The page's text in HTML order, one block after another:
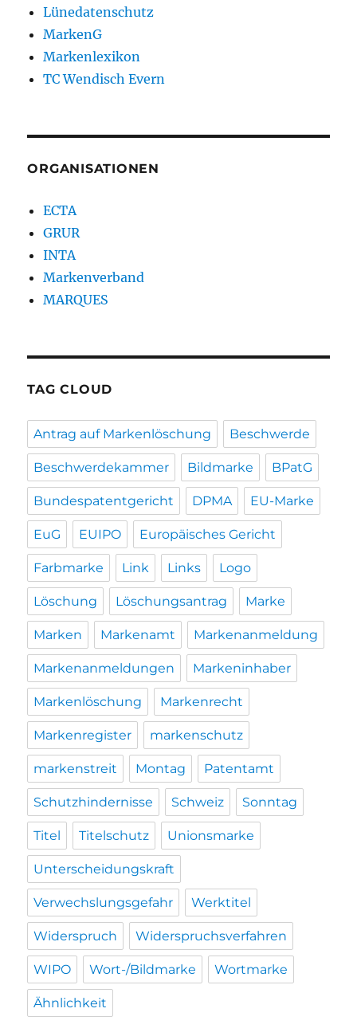
Lünedatenschutz
MarkenG
Markenlexikon
TC Wendisch Evern
ORGANISATIONEN
ECTA
GRUR
INTA
Markenverband
MARQUES
TAG CLOUD
Antrag auf Markenlöschung Beschwerde
Beschwerdekammer Bildmarke BPatG
Bundespatentgericht DPMA EU-Marke
EuG EUIPO Europäisches Gericht
Farbmarke Link Links Logo
Löschung Löschungsantrag Marke
Marken Markenamt Markenanmeldung
Markenanmeldungen Markeninhaber
Markenlöschung Markenrecht
Markenregister markenschutz
markenstreit Montag Patentamt
Schutzhindernisse Schweiz Sonntag
Titel Titelschutz Unionsmarke
Unterscheidungskraft
Verwechslungsgefahr Werktitel
Widerspruch Widerspruchsverfahren
WIPO Wort-/Bildmarke Wortmarke
Ähnlichkeit